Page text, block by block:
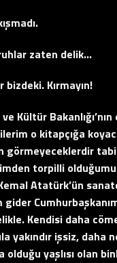
zaten delik…
Kırmayın!
Kültür
o kitapçığa
görmeyeceklerdir
torpilli
Atatürk’ün
gider
Kendisi daha
yakındır işsiz,
olduğu yaşlısı olan